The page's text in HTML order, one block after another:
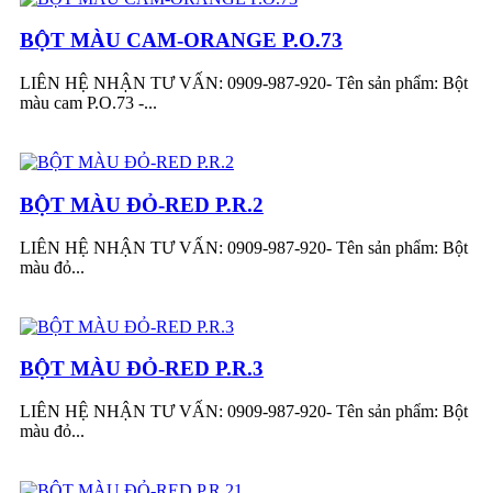
BỘT MÀU CAM-ORANGE P.O.73
LIÊN HỆ NHẬN TƯ VẤN: 0909-987-920- Tên sản phẩm: Bột
màu cam P.O.73 -...
BỘT MÀU ĐỎ-RED P.R.2
LIÊN HỆ NHẬN TƯ VẤN: 0909-987-920- Tên sản phẩm: Bột
màu đỏ...
BỘT MÀU ĐỎ-RED P.R.3
LIÊN HỆ NHẬN TƯ VẤN: 0909-987-920- Tên sản phẩm: Bột
màu đỏ...